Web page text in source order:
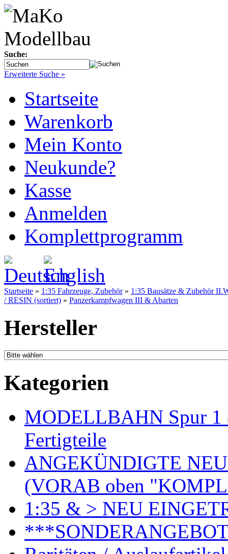
Suche:
Erweiterte Suche »
Startseite
Warenkorb
Mein Konto
Neukunde?
Kasse
Anmelden
Komplettprogramm
Startseite » 1:35 Fahrzeuge, Zubehör» 1:35 Bausätze & Zubehör
/ RESIN (sortiert) » Panzerkampfwagen III & Abarten
Hersteller
Kategorien
MODELLBAHN Spur 1
Fertigteile
ANGEKÜNDIGTE
(VORAB oben
1:35 & > NEU